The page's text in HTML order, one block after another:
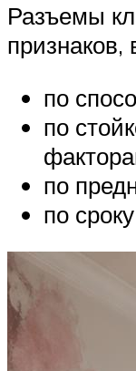
Разъемы
признаков,
по
по
по
по